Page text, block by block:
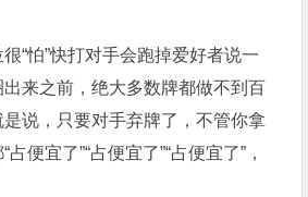
“怕”快打对手会跑掉爱好者说一
来之前，绝大多数牌都做不到百
说，只要对手弃牌了，不管你拿
便宜了”“占便宜了”“占便宜了”，